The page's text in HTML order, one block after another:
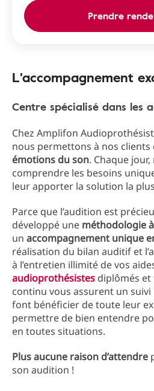
Prendre
L'accompagnement
Centre spécialisé dans les
Chez Amplifon
nous permettons à nos clients
émotions du son. Chaque
comprendre les besoins
leur apporter la solution la
Parce que l’audition est
développé une méthodologie
un accompagnement unique
réalisation du bilan auditif et
à l’entretien illimité de vos
audioprothésistes diplômés
continu vous assurent un
font bénéficier de toute leur
permettre de bien entendre
en toutes situations.
Plus aucune raison d’attendre
son audition !